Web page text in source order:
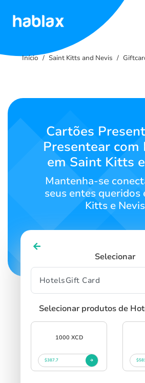
Tarifas
Entre
contato
Início Saint Kitts and Nevis
Cartões
Presentear com
em Saint Kitts
Mantenha-se
seus entes queridos
Kitts e Nevis
Selecionar
Selecionar produtos de
1000 XCD
$387.7